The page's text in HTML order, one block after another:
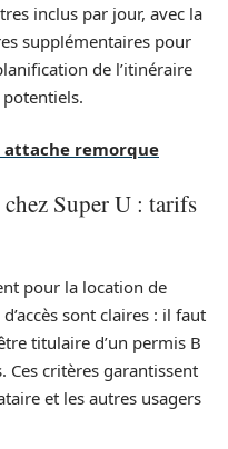
inclus par jour, avec la
supplémentaires pour
de l’itinéraire
attache remorque
Super U : tarifs
pour la location de
sont claires : il faut
titulaire d’un permis B
Ces critères garantissent
et les autres usagers